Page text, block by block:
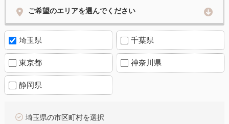
ご希望のエリアを選んでください
埼玉県 千葉県
東京都 神奈川県
静岡県
埼玉県の市区町村を選択